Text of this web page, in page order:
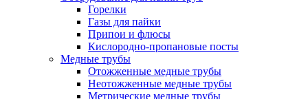
Горелки
Газы для пайки
Припои и флюсы
Кислородно-пропановые посты
Медные трубы
Отожженные медные трубы
Неотожженные медные трубы
Метрические медные трубы